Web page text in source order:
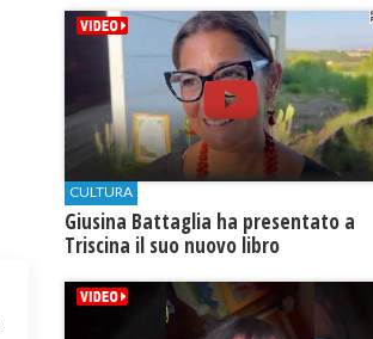
CULTURA
Giusina Battaglia ha presentato a
Triscina il suo nuovo libro